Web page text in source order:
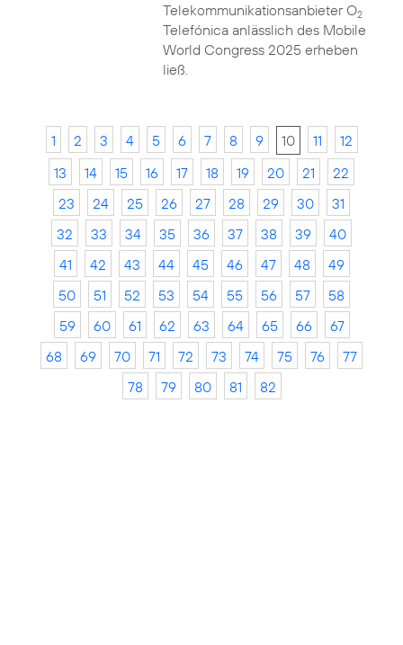
Telekommunikationsanbieter O2
Telefónica anlässlich des Mobile
World Congress 2025 erheben
ließ.
1 2 3 4 5 6 7 8 9 10 11
12
13
14 15 16 17 18 19 20 21
22
23
24 25 26 27 28 29 30
31
32
33 34 35 36 37 38 39
40
41
42 43 44 45 46 47 48
49
50
51 52 53 54 55 56 57
58
59
60 61 62 63 64 65 66
67
68
69 70 71 72 73 74 75 76
77
78
79 80 81 82